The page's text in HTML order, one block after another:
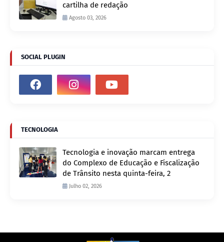
cartilha de redação
Agosto 03, 2026
SOCIAL PLUGIN
TECNOLOGIA
Tecnologia e inovação marcam entrega
do Complexo de Educação e Fiscalização
de Trânsito nesta quinta-feira, 2
Julho 02, 2026